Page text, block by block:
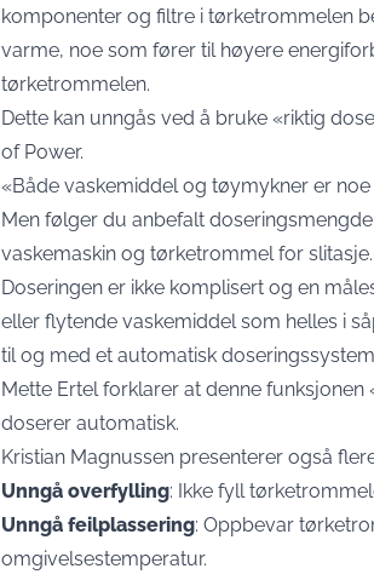
komponenter og filtre i tørketrommelen
varme, noe som fører til høyere
tørketrommelen.
Dette kan unngås ved å bruke «riktig
of Power.
«Både vaskemiddel og tøymykner er
Men følger du anbefalt
vaskemaskin og tørketrommel for
Doseringen er ikke komplisert og en
eller flytende vaskemiddel som helles i
til og med et automatisk
Mette Ertel forklarer at denne
doserer automatisk.
Kristian Magnussen presenterer også
Unngå overfylling: Ikke fyll
Unngå feilplassering: Oppbevar
omgivelsestemperatur.